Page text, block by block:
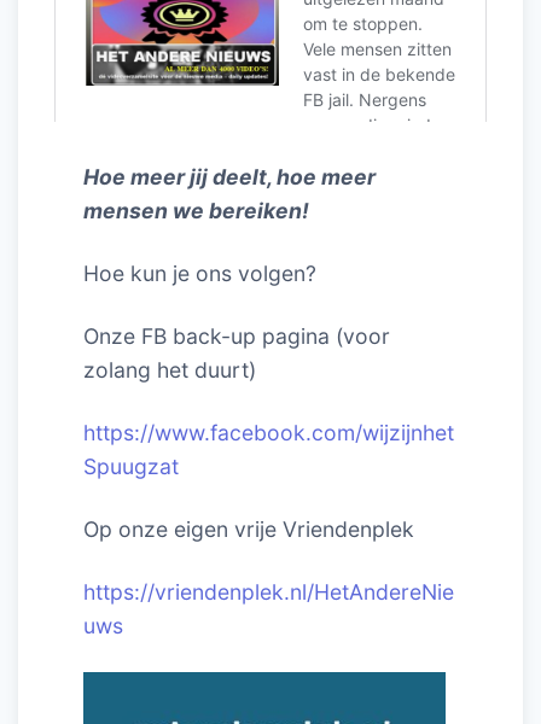
Hoe meer jij deelt, hoe meer
mensen we bereiken!
Hoe kun je ons volgen?
Onze FB back-up pagina (voor
zolang het duurt)
https://www.facebook.com/wijzijnhet
Spuugzat
Op onze eigen vrije Vriendenplek
https://vriendenplek.nl/HetAndereNie
uws